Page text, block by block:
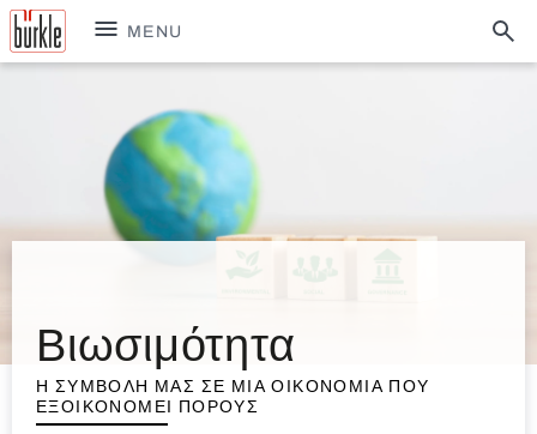
MENU
Βιωσιμότητα
Η ΣΥΜΒΟΛΉ ΜΑΣ ΣΕ ΜΙΑ ΟΙΚΟΝΟΜΊΑ ΠΟΥ
ΕΞΟΙΚΟΝΟΜΕΊ ΠΌΡΟΥΣ